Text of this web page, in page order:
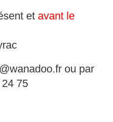
et avant le
ou par
75